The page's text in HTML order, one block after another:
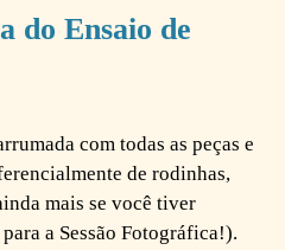
do Ensaio de
com todas as peças e
de rodinhas,
mais se você tiver
a Sessão Fotográfica!).